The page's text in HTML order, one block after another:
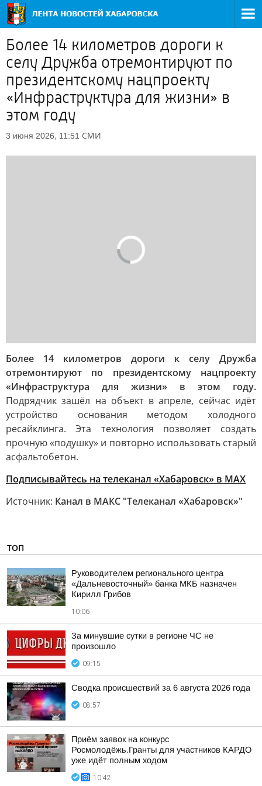
Более 14 километров дороги к
селу Дружба отремонтируют по
президентскому нацпроекту
«Инфраструктура для жизни» в
этом году
3 июня 2026, 11:51 СМИ
Более 14 километров дороги к селу Дружба
отремонтируют по президентскому нацпроекту
«Инфраструктура для жизни» в этом году.
Подрядчик зашёл на объект в апреле, сейчас идёт
устройство основания методом холодного
ресайклинга. Эта технология позволяет создать
прочную «подушку» и повторно использовать старый
асфальтобетон.
Подписывайтесь на телеканал «Хабаровск» в MAX
Источник: Канал в МАКС "Телеканал «Хабаровск»"
ТОП
Руководителем регионального центра
«Дальневосточный» банка МКБ назначен
Кирилл Грибов
10:06
За минувшие сутки в регионе ЧС не
произошло
09:15
Сводка происшествий за 6 августа 2026 года
08:57
Приём заявок на конкурс
Росмолодёжь.Гранты для участников КАРДО
уже идёт полным ходом
10:42